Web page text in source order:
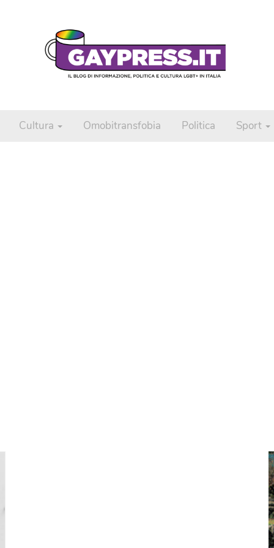
Cultura Omobitransfobia Politica Sport